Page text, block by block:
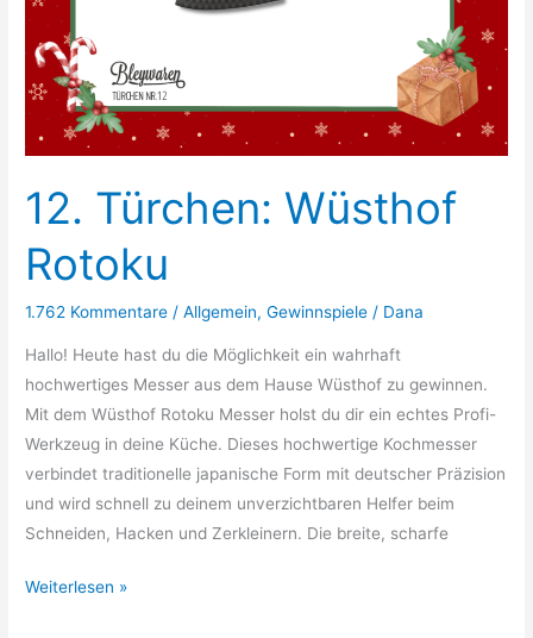
12. Türchen: Wüsthof
Rotoku
1.762 Kommentare /Allgemein,Gewinnspiele / Dana
Hallo! Heute hast du die Möglichkeit ein wahrhaft
hochwertiges Messer aus dem Hause Wüsthof zu gewinnen.
Mit dem Wüsthof Rotoku Messer holst du dir ein echtes Profi-
Werkzeug in deine Küche. Dieses hochwertige Kochmesser
verbindet traditionelle japanische Form mit deutscher Präzision
und wird schnell zu deinem unverzichtbaren Helfer beim
Schneiden, Hacken und Zerkleinern. Die breite, scharfe
12.
Weiterlesen »